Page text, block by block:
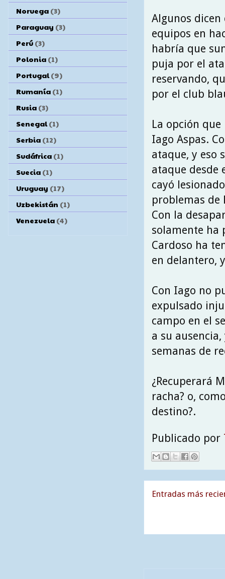
Algunos
equipos en
habría que
puja por el
reservando,
por el club
La opción
Iago Aspas.
ataque, y eso
ataque desde
cayó
problemas de
Con la
solamente ha
Cardoso ha
en delantero,
Con Iago no
expulsado
campo en el
a su
semanas de
¿Recuperará
racha? o,
destino?.
Publicado por
Entradas más
Noruega (3)
Paraguay (3)
Perú (3)
Polonia (1)
Portugal (9)
Rumanía (1)
Rusia (3)
Senegal (1)
Serbia (12)
Sudáfrica (1)
Suecia (1)
Uruguay (17)
Uzbekistán (1)
Venezuela (4)